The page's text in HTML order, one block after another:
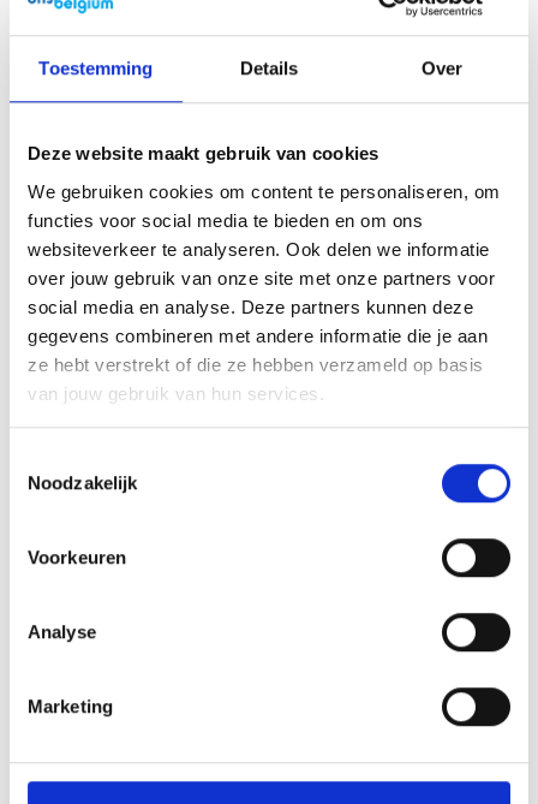
Toestemming Details Over
Deze website maakt gebruik van cookies
We gebruiken cookies om content te personaliseren, om
functies voor social media te bieden en om ons
websiteverkeer te analyseren. Ook delen we informatie
over jouw gebruik van onze site met onze partners voor
social media en analyse. Deze partners kunnen deze
gegevens combineren met andere informatie die je aan
ze hebt verstrekt of die ze hebben verzameld op basis
van jouw gebruik van hun services.
Noodzakelijk
Voorkeuren
Analyse
Marketing
Bij bedrijven was 70% van de incidenten
opzettelijk
en hield verband met de
toename van het telewerken tijdens de
pandemie.
Bovendien hebben deze bedrijvenvaak
alleen basisbescherming(zoals
antivirussoftware), maar geen anti-spyware
of anti-spam software of een firewall.